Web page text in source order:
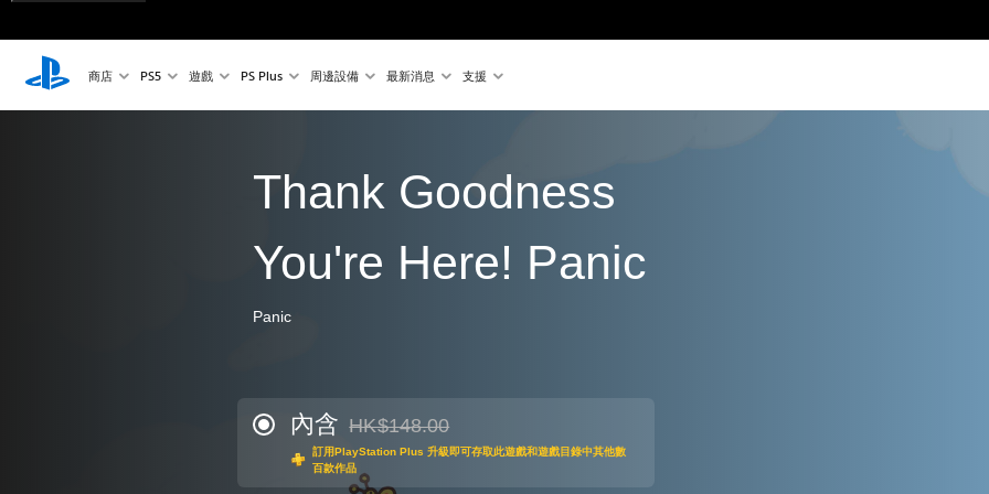
商店 PS5 遊戲 PS Plus 周邊設備 最新消息 支援
Thank Goodness
You're Here! Panic
Panic
內含 折扣前原價為HK$148.00
HK$148.00
訂用PlayStation Plus 升級即可存取此遊戲和遊戲目錄中其他數
百款作品